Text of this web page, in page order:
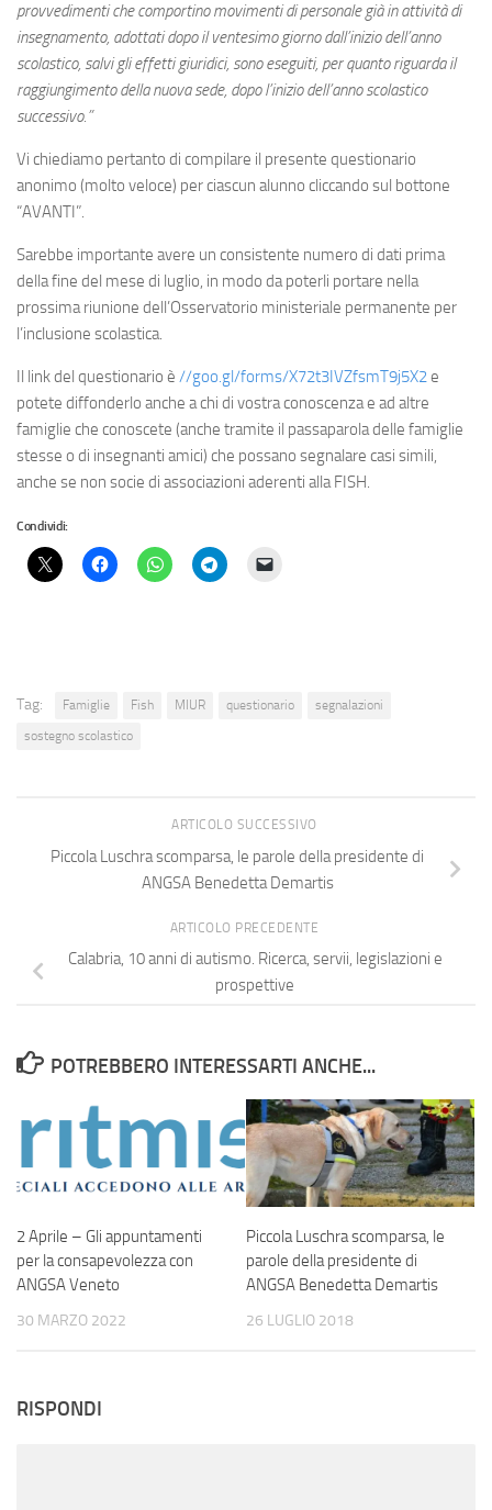
provvedimenti che comportino movimenti di personale già in attività di
insegnamento, adottati dopo il ventesimo giorno dall’inizio dell’anno
scolastico, salvi gli effetti giuridici, sono eseguiti, per quanto riguarda il
raggiungimento della nuova sede, dopo l’inizio dell’anno scolastico
successivo.”
Vi chiediamo pertanto di compilare il presente questionario
anonimo (molto veloce) per ciascun alunno cliccando sul bottone
“AVANTI”.
Sarebbe importante avere un consistente numero di dati prima
della fine del mese di luglio, in modo da poterli portare nella
prossima riunione dell’Osservatorio ministeriale permanente per
l’inclusione scolastica.
Il link del questionario è //goo.gl/forms/X72t3IVZfsmT9j5X2e
potete diffonderlo anche a chi di vostra conoscenza e ad altre
famiglie che conoscete (anche tramite il passaparola delle famiglie
stesse o di insegnanti amici) che possano segnalare casi simili,
anche se non socie di associazioni aderenti alla FISH.
Condividi:
Tag: Famiglie Fish MIUR questionario
segnalazioni
sostegno scolastico
ARTICOLO SUCCESSIVO
Piccola Luschra scomparsa, le parole della presidente di
ANGSA Benedetta Demartis
ARTICOLO PRECEDENTE
Calabria, 10 anni di autismo. Ricerca, servii, legislazioni e
prospettive
POTREBBERO INTERESSARTI ANCHE...
2 Aprile – Gli appuntamenti
per la consapevolezza con
ANGSA Veneto
30 MARZO 2022
Piccola Luschra scomparsa, le
parole della presidente di
ANGSA Benedetta Demartis
26 LUGLIO 2018
RISPONDI